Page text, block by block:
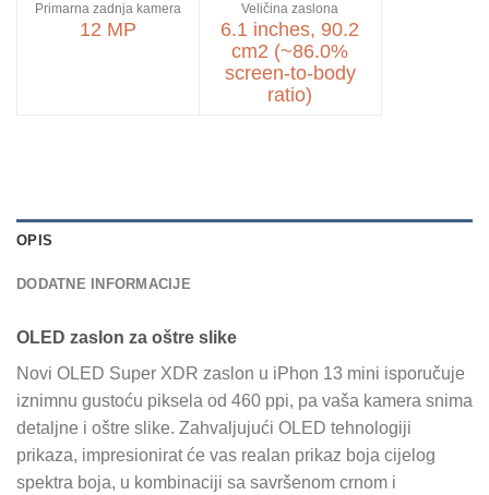
Primarna zadnja kamera
12 MP
Veličina zaslona
6.1 inches, 90.2
cm2 (~86.0%
screen-to-body
ratio)
OPIS
DODATNE INFORMACIJE
OLED zaslon za oštre slike
Novi OLED Super XDR zaslon u iPhon 13 mini isporučuje
iznimnu gustoću piksela od 460 ppi, pa vaša kamera snima
detaljne i oštre slike. Zahvaljujući OLED tehnologiji
prikaza, impresionirat će vas realan prikaz boja cijelog
spektra boja, u kombinaciji sa savršenom crnom i